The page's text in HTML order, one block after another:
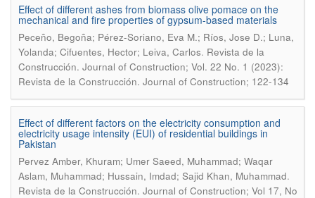
Effect of different ashes from biomass olive pomace on the
mechanical and fire properties of gypsum-based materials
Peceño, Begoña; Pérez-Soriano, Eva M.; Ríos, Jose D.; Luna,
Yolanda; Cifuentes, Hector; Leiva, Carlos. Revista de la
Construcción. Journal of Construction; Vol. 22 No. 1 (2023):
Revista de la Construcción. Journal of Construction; 122-134
Effect of different factors on the electricity consumption and
electricity usage intensity (EUI) of residential buildings in
Pakistan
Pervez Amber, Khuram; Umer Saeed, Muhammad; Waqar
Aslam, Muhammad; Hussain, Imdad; Sajid Khan, Muhammad.
Revista de la Construcción. Journal of Construction; Vol 17, No